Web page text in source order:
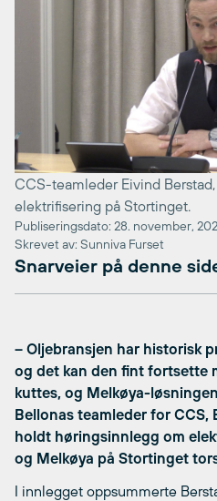
CCS-teamleder Eivind
elektrifisering på Stortinget.
Publiseringsdato: 28. november,
Skrevet av: Sunniva Furset
Snarveier på denne
– Oljebransjen har historisk
og det kan den fint fortsette
kuttes, og Melkøya-
Bellonas teamleder for CCS,
holdt høringsinnlegg om
og Melkøya på Stortinget
I innlegget oppsummerte